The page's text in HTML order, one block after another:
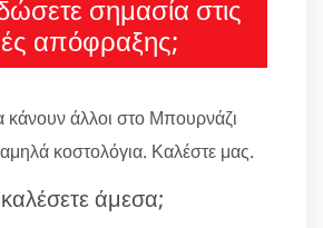
σημασία στις
απόφραξης;
κάνουν άλλοι στο Μπουρνάζι
κοστολόγια. Καλέστε μας.
άμεσα;